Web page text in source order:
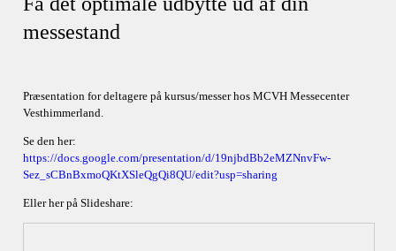
messestand
Præsentation for deltagere på kursus/messer hos MCVH Messecenter
Vesthimmerland.
Se den her:
https://docs.google.com/presentation/d/19njbdBb2eMZNnvFw-
Sez_sCBnBxmoQKtXSleQgQi8QU/edit?usp=sharing
Eller her på Slideshare: